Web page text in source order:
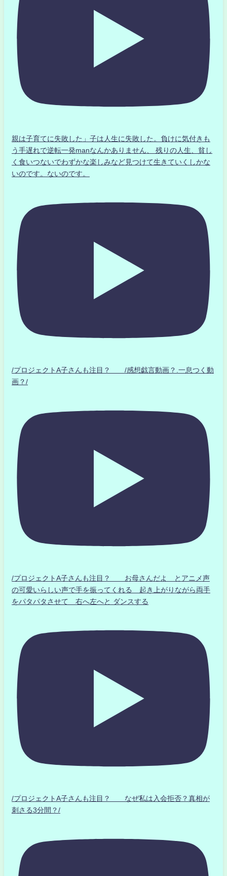
親は子育てに失敗した」子は人生に失敗した。負けに気付きも
う手遅れで逆転一発manなんかありません、 残りの人生、貧し
く食いつないでわずかな楽しみなど見つけて生きていくしかな
いのです。ないのです。
/プロジェクトA子さんも注目？ /感想戯言動画？.一息つく動
画？/
/プロジェクトA子さんも注目？ お母さんだよ とアニメ声
の可愛いらしい声で手を振ってくれる 起き上がりながら両手
をパタパタさせて 右へ左へと ダンスする
/プロジェクトA子さんも注目？ なぜ私は入会拒否？真相が
刺さる3分間？/